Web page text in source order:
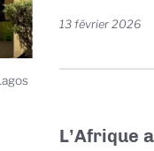
13 février 2026
L’Afrique